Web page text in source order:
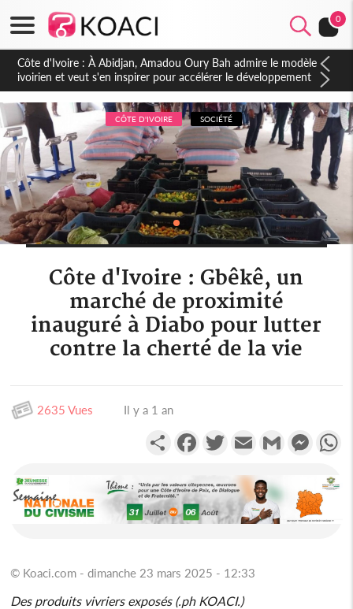
0
Côte d'Ivoire : 23 milliards FCFA de la France pour le métro
d'Abidjan et les Agoras : un nouveau coup d'accélérateur aux
projets structurants
CÔTE D'IVOIRE SOCIÉTÉ
Côte d'Ivoire : Gbêkê, un
marché de proximité
inauguré à Diabo pour lutter
contre la cherté de la vie
2635 Vues Il y a 1 an
PartagerFacebookTwitterEmail Gmail
© Koaci.com - dimanche 23 mars 2025 - 12:33
Des produits vivriers exposés (.ph KOACI.)